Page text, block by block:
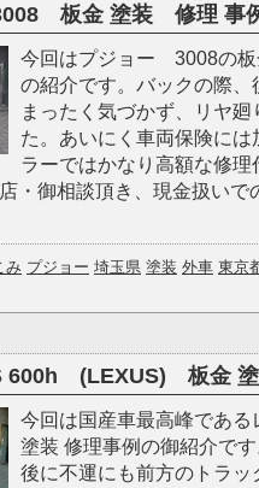
板金 塗装 修理 事
今回はプジョー 3008の板
の紹介です。バックの際
まったく気づかず、リヤ
た。あいにく車両保険に
ラーではかなり高額な修
・御相談頂き、現金扱いで
み プジョー 埼玉県 塗装 外車 東京
600h (LEXUS) 板金 塗
今回は国産車最高峰であ
塗装 修理事例の御紹介で
後に不運にも前方のトラ